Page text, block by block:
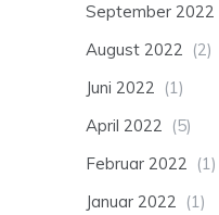
September 2022
August 2022 (2)
Juni 2022 (1)
April 2022 (5)
Februar 2022 (1)
Januar 2022 (1)